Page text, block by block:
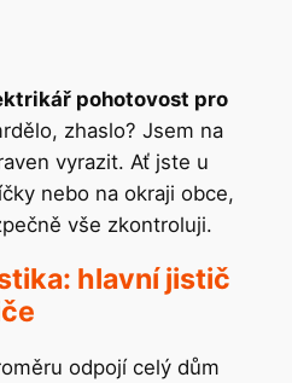
pohotovost pro
zhaslo? Jsem na
vyrazit. Ať jste u
nebo na okraji obce,
vše zkontroluji.
hlavní jistič
odpojí celý dům